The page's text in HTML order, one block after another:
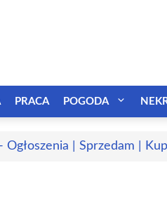
PRACA POGODA
Ogłoszenia | Sprzedam |